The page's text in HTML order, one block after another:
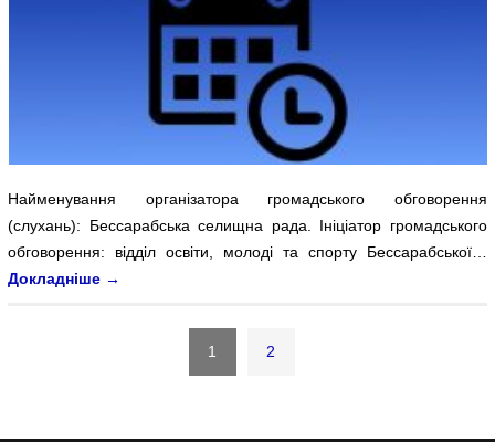
Найменування організатора громадського обговорення
(слухань): Бессарабська селищна рада. Ініціатор громадського
обговорення: відділ освіти, молоді та спорту Бессарабської…
Докладніше →
1 2